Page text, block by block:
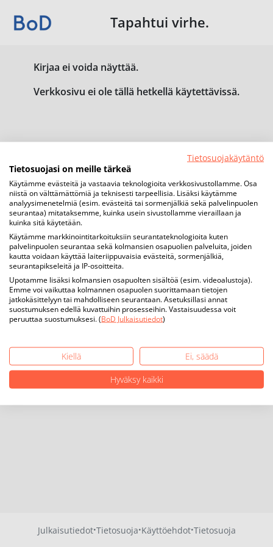
Tapahtui virhe.
Kirjaa ei voida näyttää.
Verkkosivu ei ole tällä hetkellä käytettävissä.
Julkaisutiedot·Tietosuoja·Käyttöehdot·Tietosuoja
Tietosuojakäytäntö
Tietosuojasi on meille tärkeä
Käytämme evästeitä ja vastaavia teknologioita verkkosivustollamme. Osa
niistä on välttämättömiä ja teknisesti tarpeellisia. Lisäksi käytämme
analyysimenetelmiä (esim. evästeitä tai sormenjälkiä sekä palvelinpuolen
seurantaa) mitataksemme, kuinka usein sivustollamme vieraillaan ja
kuinka sitä käytetään.
Käytämme markkinointitarkoituksiin seurantateknologioita kuten
palvelinpuolen seurantaa sekä kolmansien osapuolien palveluita, joiden
kautta voidaan käyttää laiteriippuvaisia evästeitä, sormenjälkiä,
seurantapikseleitä ja IP-osoitteita.
Upotamme lisäksi kolmansien osapuolten sisältöä (esim. videoalustoja).
Emme voi vaikuttaa kolmannen osapuolen suorittamaan tietojen
jatkokäsittelyyn tai mahdolliseen seurantaan. Asetuksillasi annat
suostumuksen edellä kuvattuihin prosesseihin. Vastaisuudessa voit
peruuttaa suostumuksesi. (BoD Julkaisutiedot)
Kiellä
Ei, säädä
Hyväksy kaikki